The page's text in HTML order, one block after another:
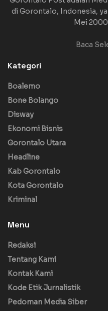
di Gorontalo, Indonesia,
Mei
Baca
Kategori
Boalemo
Bone Bolango
Disway
Ekonomi Bisnis
Gorontalo Utara
Headline
Kab Gorontalo
Kota Gorontalo
Kriminal
Menu
Redaksi
Tentang Kami
Kontak Kami
Kode Etik Jurnalistik
Pedoman Media Siber